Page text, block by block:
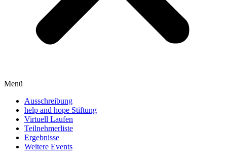
Menü
Ausschreibung
help and hope Stiftung
Virtuell Laufen
Teilnehmerliste
Ergebnisse
Weitere Events